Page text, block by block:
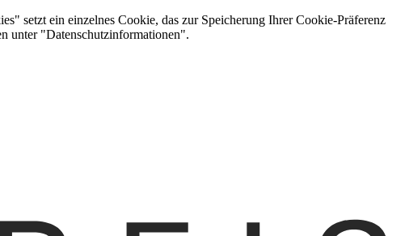
setzt ein einzelnes Cookie, das zur Speicherung Ihrer Cookie-Präferenz
unter "Datenschutzinformationen".